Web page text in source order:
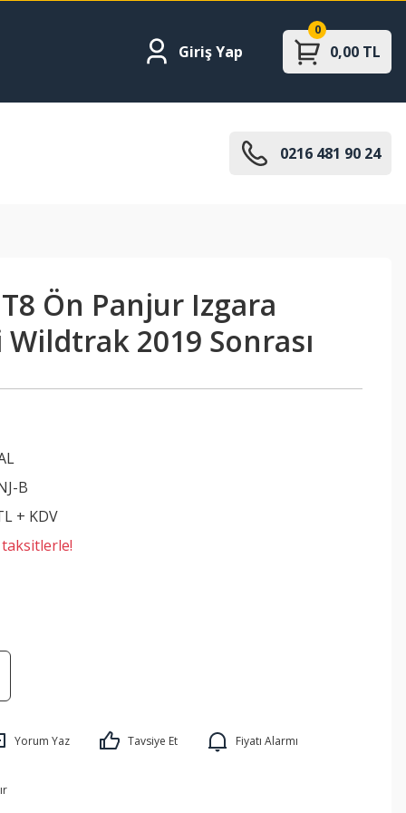
Giriş Yap 0,00 TL
0
0216 481 90 24
Ön Panjur Izgara
2019 Sonrası
B
+ KDV
Yorum Yaz Tavsiye Et Fiyatı Alarmı